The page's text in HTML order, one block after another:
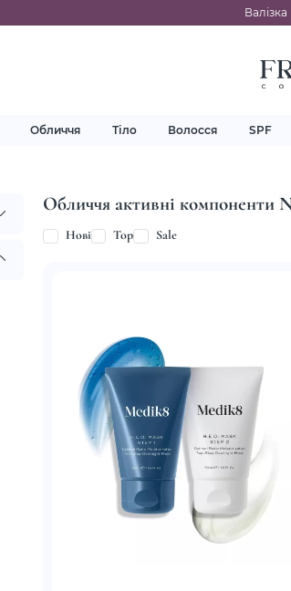
Обличчя Тіло Волосся SPF
Обличчя активні компоненти
Нові Top Sale